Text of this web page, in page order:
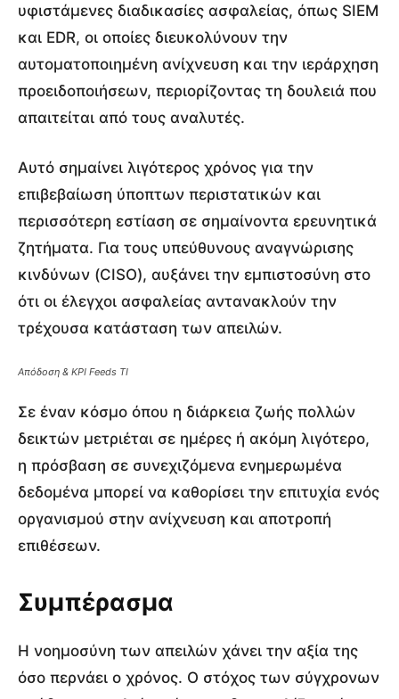
υφιστάμενες διαδικασίες ασφαλείας, όπως SIEM
και EDR, οι οποίες διευκολύνουν την
αυτοματοποιημένη ανίχνευση και την ιεράρχηση
προειδοποιήσεων, περιορίζοντας τη δουλειά που
απαιτείται από τους αναλυτές.
Αυτό σημαίνει λιγότερος χρόνος για την
επιβεβαίωση ύποπτων περιστατικών και
περισσότερη εστίαση σε σημαίνοντα ερευνητικά
ζητήματα. Για τους υπεύθυνους αναγνώρισης
κινδύνων (CISO), αυξάνει την εμπιστοσύνη στο
ότι οι έλεγχοι ασφαλείας αντανακλούν την
τρέχουσα κατάσταση των απειλών.
Απόδοση & KPI Feeds TI
Σε έναν κόσμο όπου η διάρκεια ζωής πολλών
δεικτών μετριέται σε ημέρες ή ακόμη λιγότερο,
η πρόσβαση σε συνεχιζόμενα ενημερωμένα
δεδομένα μπορεί να καθορίσει την επιτυχία ενός
οργανισμού στην ανίχνευση και αποτροπή
επιθέσεων.
Συμπέρασμα
Η νοημοσύνη των απειλών χάνει την αξία της
όσο περνάει ο χρόνος. Ο στόχος των σύγχρονων